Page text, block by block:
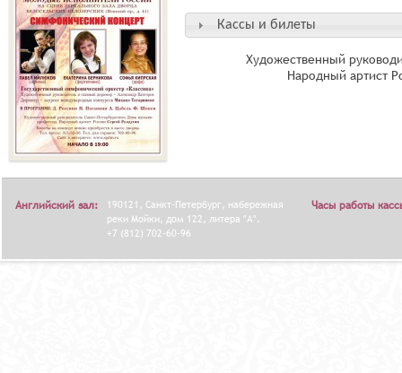
Кассы и билеты
Художественный
Народный артист
Английский зал:
190121, Санкт-Петербург, набережная
реки Мойки, дом 122, литера "А".
+7 (812) 702-60-96
Часы работы